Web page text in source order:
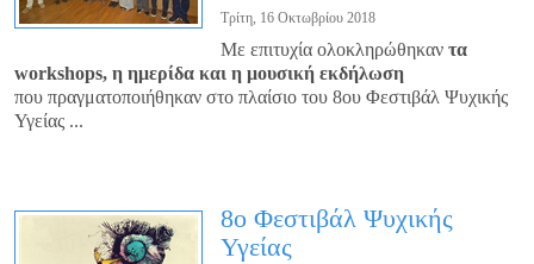
Τρίτη, 16 Οκτωβρίου 2018
Με επιτυχία ολοκληρώθηκαν τα
workshops, η ημερίδα και η μουσική εκδήλωση
που πραγματοποιήθηκαν στο πλαίσιο του 8ου Φεστιβάλ Ψυχικής
Υγείας ...
8ο Φεστιβάλ Ψυχικής
Υγείας